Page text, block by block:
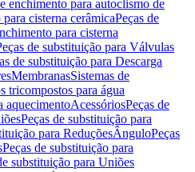
enchimento para autoclismo de
cisterna cerâmicaPeças de
para cisterna
de substituição para Válvulas
de substituição para Descarga
MembranasSistemas de
tricompostos para água
aquecimentoAcessóriosPeças de
Peças de substituição para
para ReduçõesÂnguloPeças
Peças de substituição para
substituição para Uniões